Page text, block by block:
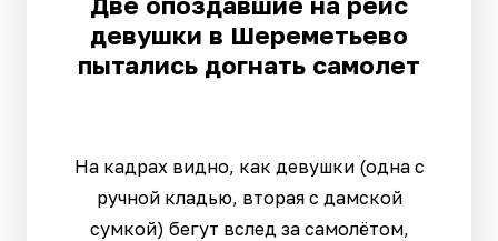
девушки в Шереметьево
пытались догнать самолет
На кадрах видно, как девушки (одна с
ручной кладью, вторая с дамской
сумкой) бегут вслед за самолётом,